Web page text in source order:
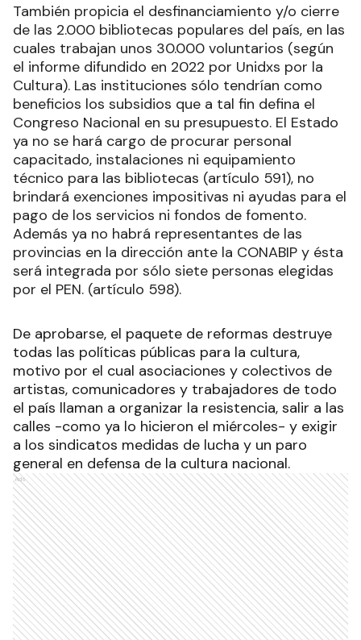
También propicia el desfinanciamiento y/o cierre
de las 2.000 bibliotecas populares del país, en las
cuales trabajan unos 30.000 voluntarios (según
el informe difundido en 2022 por Unidxs por la
Cultura). Las instituciones sólo tendrían como
beneficios los subsidios que a tal fin defina el
Congreso Nacional en su presupuesto. El Estado
ya no se hará cargo de procurar personal
capacitado, instalaciones ni equipamiento
técnico para las bibliotecas (artículo 591), no
brindará exenciones impositivas ni ayudas para el
pago de los servicios ni fondos de fomento.
Además ya no habrá representantes de las
provincias en la dirección ante la CONABIP y ésta
será integrada por sólo siete personas elegidas
por el PEN. (artículo 598).
De aprobarse, el paquete de reformas destruye
todas las políticas públicas para la cultura,
motivo por el cual asociaciones y colectivos de
artistas, comunicadores y trabajadores de todo
el país llaman a organizar la resistencia, salir a las
calles -como ya lo hicieron el miércoles- y exigir
a los sindicatos medidas de lucha y un paro
general en defensa de la cultura nacional.
Ads